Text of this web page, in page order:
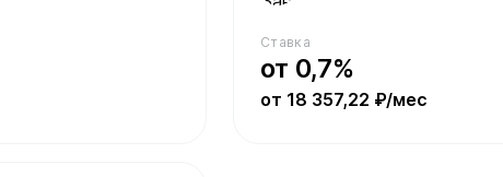
Ставка
от 0,7%
от 18 357,22 ₽/мес